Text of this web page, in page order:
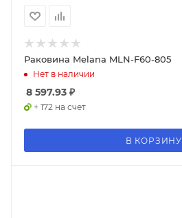
Раковина Melana MLN-F60-805
Нет в наличии
8 597.93 ₽
+ 172 на счет
В КОРЗИНУ